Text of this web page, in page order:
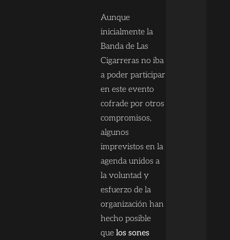
Aunque
inicialmente la
Banda de Las
Cigarreras no iba
a poder participar
en este evento
cofrade por otros
compromisos,
algunos
imprevistos en la
agenda unidos a
la voluntad y
esfuerzo de la
organización han
hecho posible
que los sones